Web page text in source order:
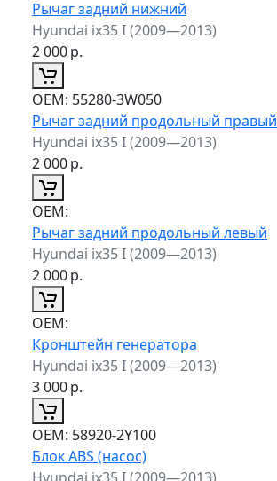
Рычаг задний нижний
Hyundai ix35 I (2009—2013)
2 000р.
ОЕМ: 55280-3W050
Рычаг задний продольный правый
Hyundai ix35 I (2009—2013)
2 000р.
ОЕМ:
Рычаг задний продольный левый
Hyundai ix35 I (2009—2013)
2 000р.
ОЕМ:
Кронштейн генератора
Hyundai ix35 I (2009—2013)
3 000р.
ОЕМ: 58920-2Y100
Блок ABS (насос)